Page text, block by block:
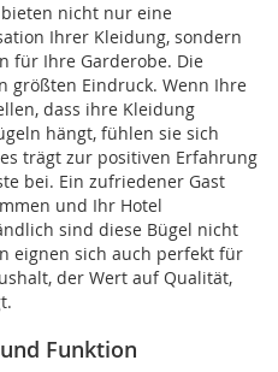
nicht nur eine
Ihrer Kleidung, sondern
für Ihre Garderobe. Die
größten Eindruck. Wenn Ihre
dass ihre Kleidung
hängt, fühlen sie sich
trägt zur positiven Erfahrung
bei. Ein zufriedener Gast
und Ihr Hotel
sind diese Bügel nicht
eignen sich auch perfekt für
der Wert auf Qualität,
Funktion